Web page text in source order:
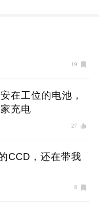
19
在工位的电池，
充电
27
CCD，还在带我
8